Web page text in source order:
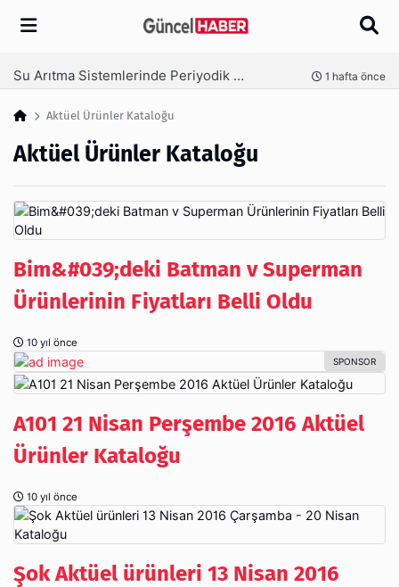
Arama
Ambalaj Süreçlerinde Yeni Nesil Verimliliği Olimpack ile Yakalayın 3 hafta önce
Aktüel Ürünler Kataloğu
Aktüel Ürünler Kataloğu
Bim&#039;deki Batman v Superman
Ürünlerinin Fiyatları Belli Oldu
10 yıl önce
A101 21 Nisan Perşembe 2016 Aktüel
Ürünler Kataloğu
10 yıl önce
Şok Aktüel ürünleri 13 Nisan 2016